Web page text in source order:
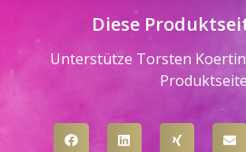
Diese
Unterstütze Torsten
Produktseite